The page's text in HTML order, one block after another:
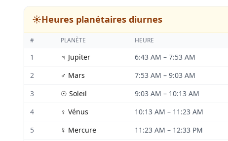
☀️Heures planétaires diurnes
# PLANÈTE HEURE
1 ♃ Jupiter 6:43 AM – 7:53 AM
2
♂ Mars 7:53 AM – 9:03 AM
3
☉ Soleil 9:03 AM – 10:13 AM
4
♀ Vénus 10:13 AM – 11:23 AM
5
☿ Mercure 11:23 AM – 12:33 PM